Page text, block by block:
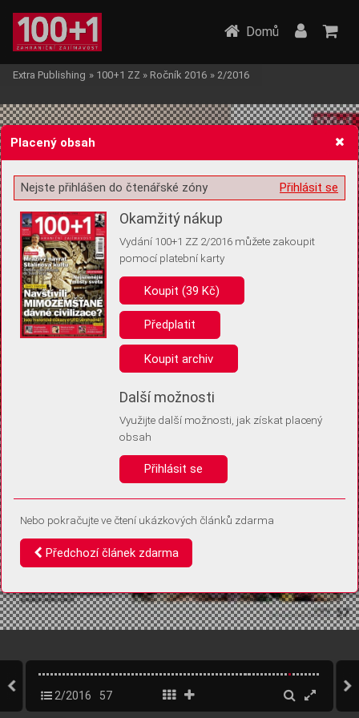
Žádost o souhlas s ukládáním volitelných informací
Pro základní fungování webu nepotřebujeme ukládat žádné informace
(tzv. cookies apod.). Rádi bychom vás ale požádali o souhlas s
uložením volitelných informací:
Anonymní unikátní ID
Díky němu příště poznáme, že se jedná o stejné zařízení, a
Identifikátor je zcela anonymní.
Vaše souhlasy a odmítnutí si ukládáme do vašeho zařízení, abychom se
vás už příště znovu neptali. Můžete je kdykoli později upravit ve Správě
Domů
Extra Publishing » 100+1 ZZ » Ročník 2016 » 2/2016
2/2016 57
Placený obsah
Přihlásit se
Nejste přihlášen do čtenářské zóny
Okamžitý nákup
Vydání 100+1 ZZ 2/2016 můžete zakoupit
pomocí platební karty
Koupit (39 Kč)
Předplatit
Koupit archiv
Další možnosti
Využijte další možnosti, jak získat placený
obsah
Přihlásit se
Nebo pokračujte ve čtení ukázkových článků zdarma
Předchozí článek zdarma